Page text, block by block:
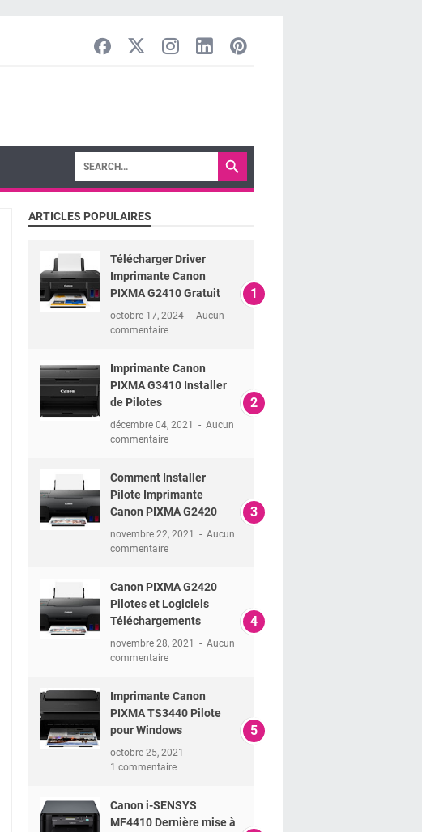
ARTICLES POPULAIRES
Télécharger Driver
Imprimante Canon
PIXMA G2410 Gratuit
octobre 17, 2024
Aucun
commentaire
Imprimante Canon
PIXMA G3410 Installer
de Pilotes
décembre 04, 2021
Aucun
commentaire
Comment Installer
Pilote Imprimante
Canon PIXMA G2420
novembre 22, 2021
Aucun
commentaire
Canon PIXMA G2420
Pilotes et Logiciels
Téléchargements
novembre 28, 2021
Aucun
commentaire
Imprimante Canon
PIXMA TS3440 Pilote
pour Windows
octobre 25, 2021
1 commentaire
Canon i-SENSYS
MF4410 Dernière mise à